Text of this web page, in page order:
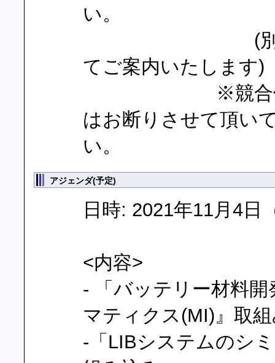
い。
(別途申込案
てご案内いたします)
※競合他社様
はお断りさせて頂い
い。
アジェンダ(予定)
日時: 2021年11月4日
<内容>
- 「バッテリー材料
マティクス(MI)』取
-「LIBシステムのシ